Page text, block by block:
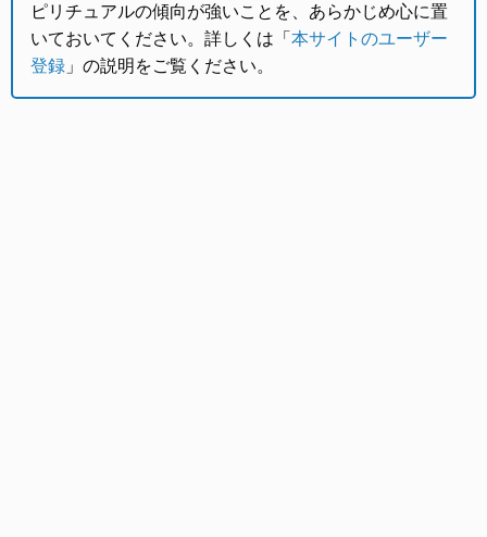
ピリチュアルの傾向が強いことを、あらかじめ心に置
いておいてください。詳しくは「本サイトのユーザー
登録 」の説明をご覧ください。